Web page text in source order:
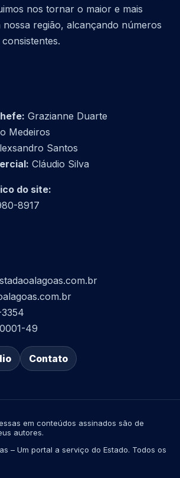
nos tornar o maior e mais
região, alcançando números
Grazianne Duarte
Medeiros
Santos
Cláudio Silva
do site:
8917
49
Contato
em conteúdos assinados são de
autores.
– Um portal a serviço do Estado. Todos os